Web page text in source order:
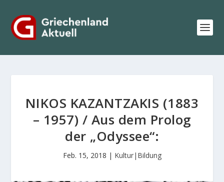
NIKOS KAZANTZAKIS (1883
– 1957) / Aus dem Prolog
der „Odyssee“:
Feb. 15, 2018 | Kultur|Bildung